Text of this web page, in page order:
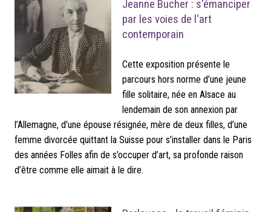
Jeanne Bucher : s'émanciper
par les voies de l'art
contemporain
Cette exposition présente le
parcours hors norme d’une jeune
fille solitaire, née en Alsace au
lendemain de son annexion par
l’Allemagne, d’une épouse résignée, mère de deux filles, d’une
femme divorcée quittant la Suisse pour s’installer dans le Paris
des années Folles afin de s’occuper d’art, sa profonde raison
d’être comme elle aimait à le dire.